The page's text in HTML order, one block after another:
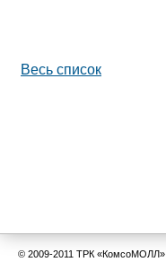
Весь список
© 2009-2011 ТРК «КомсоМОЛЛ»